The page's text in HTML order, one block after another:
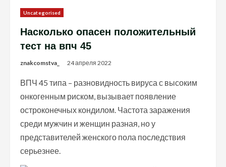
Uncategorised
Насколько опасен положительный
тест на впч 45
znakcomstva_ 24 апреля 2022
ВПЧ 45 типа – разновидность вируса с высоким
онкогенным риском, вызывает появление
остроконечных кондилом. Частота заражения
среди мужчин и женщин разная, но у
представителей женского пола последствия
серьезнее.